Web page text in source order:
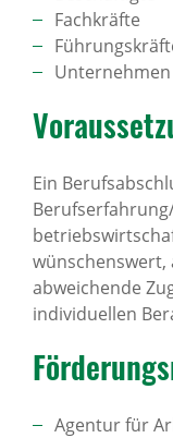
Fachkräfte
Unternehmen
Ein
wünschenswert,
abweichende
individuellen
Agentur für